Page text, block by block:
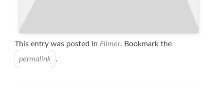
This entry was posted in Filmer. Bookmark the
permalink
.